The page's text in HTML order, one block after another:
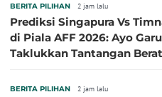
BERITA PILIHAN 2 jam lalu
Prediksi Singapura Vs
di Piala AFF 2026: Ayo
Taklukkan Tantangan
BERITA PILIHAN 2 jam lalu